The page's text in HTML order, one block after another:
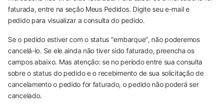
faturada, entre na seção Meus Pedidos. Digite seu e-mail e
pedido para visualizar a consulta do pedido.
Se o pedido estiver com o status "embarque", não poderemos
cancelá-lo. Se ele ainda não tiver sido faturado, preencha os
campos abaixo. Mas atenção: se no período entre sua consulta
sobre o status do pedido e o recebimento de sua solicitação de
cancelamento o pedido for faturado, o pedido não poderá ser
cancelado.